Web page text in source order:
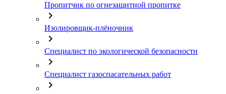
Пропитчик по огнезащитной пропитке
chevron_right
Изолировщик-плёночник
chevron_right
Специалист по экологической безопасности
chevron_right
Специалист газоспасательных работ
chevron_right